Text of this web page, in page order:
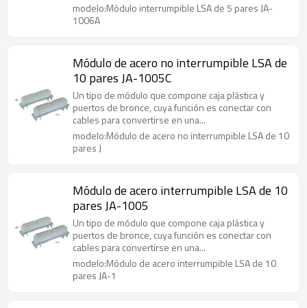
modelo:Módulo interrumpible LSA de 5 pares JA-
1006A
Módulo de acero no interrumpible LSA de
10 pares JA-1005C
Un tipo de módulo que compone caja plástica y
puertos de bronce, cuya función es conectar con
cables para convertirse en una...
modelo:Módulo de acero no interrumpible LSA de 10
pares J
Módulo de acero interrumpible LSA de 10
pares JA-1005
Un tipo de módulo que compone caja plástica y
puertos de bronce, cuya función es conectar con
cables para convertirse en una...
modelo:Módulo de acero interrumpible LSA de 10
pares JA-1